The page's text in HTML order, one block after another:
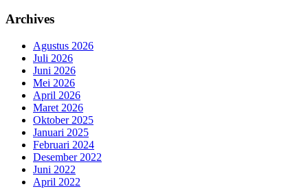
Archives
Agustus 2026
Juli 2026
Juni 2026
Mei 2026
April 2026
Maret 2026
Oktober 2025
Januari 2025
Februari 2024
Desember 2022
Juni 2022
April 2022